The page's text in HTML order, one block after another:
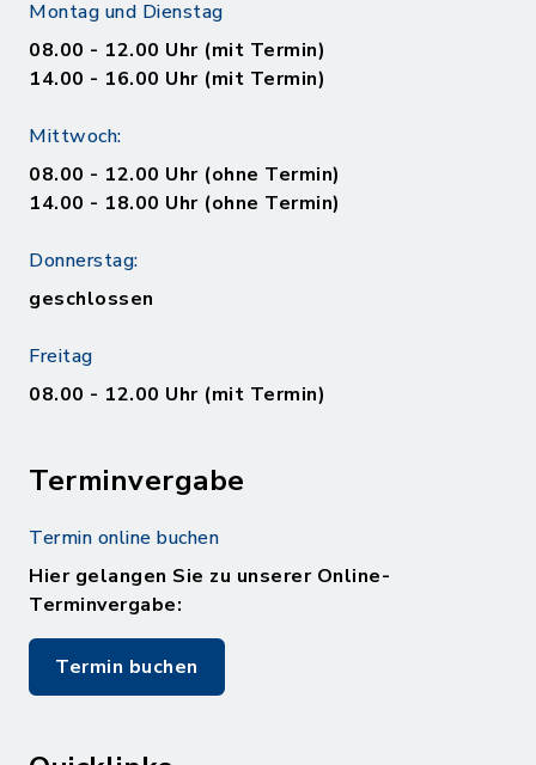
Montag und Dienstag
08.00 - 12.00 Uhr (mit Termin)
14.00 - 16.00 Uhr (mit Termin)
Mittwoch:
08.00 - 12.00 Uhr (ohne Termin)
14.00 - 18.00 Uhr (ohne Termin)
Donnerstag:
geschlossen
Freitag
08.00 - 12.00 Uhr (mit Termin)
Terminvergabe
Termin online buchen
Hier gelangen Sie zu unserer Online-
Terminvergabe:
Termin buchen